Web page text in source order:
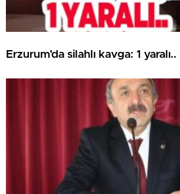
Erzurum’da silahlı kavga: 1 yaralı..